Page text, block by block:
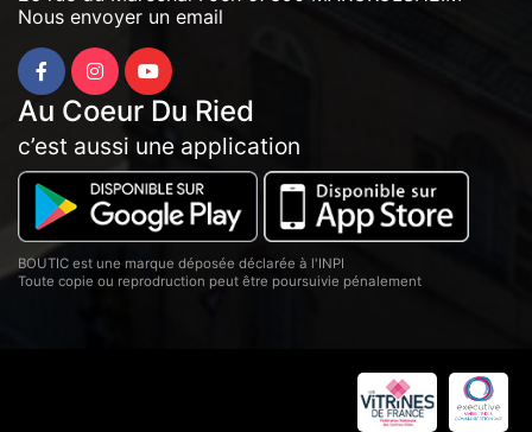
Nous envoyer un email
Au Coeur Du Ried
c’est aussi une application
BOUTIC est une marque déposée déclarée à l'INPI
Toute copie ou reprodruction peut être poursuivie pénalement